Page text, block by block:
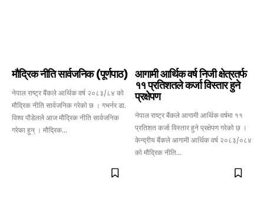
मौद्रिक नीति सार्वजनिक (पूर्णपाठ)
नेपाल राष्ट्र बैंकले आर्थिक वर्ष २०८३/८४ को
मौद्रिक नीति सार्वजनिक गरेको छ । गभर्नर डा.
विश्व पौडेलले आज मौद्रिक नीति सार्वजनिक
गरेका हुन् । मौद्रिक...
आगामी आर्थिक वर्ष निजी क्षेत्रतर्फ
११ प्रतिशतले कर्जा विस्तार हुने
प्रक्षेपण
नेपाल राष्ट्र बैंकले आगामी आर्थिक वर्षमा ११
प्रतिशत कर्जा विस्तार हुने प्रक्षेपण गरेको छ ।
केन्द्रीय बैंकले आगामी आर्थिक वर्ष २०८३/०८४
को मौद्रिक नीति...